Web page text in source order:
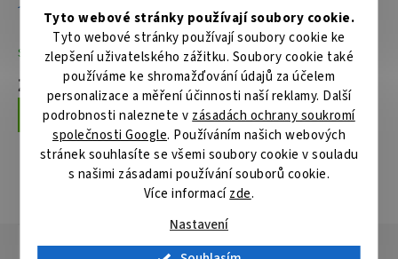
Tyto webové stránky používají soubory cookie.
Tyto webové stránky používají soubory cookie ke
zlepšení uživatelského zážitku. Soubory cookie také
používáme ke shromažďování údajů za účelem
personalizace a měření účinnosti naší reklamy. Další
podrobnosti naleznete v zásadách ochrany soukromí
společnosti Google. Používáním našich webových
stránek souhlasíte se všemi soubory cookie v souladu
s našimi zásadami používání souborů cookie.
Více informacízde.
Nastavení
125mm,840W
Skladem
2 038 Kč
Do košíku
125mm,840W,kufr
Skladem
2 379 Kč
Do košíku
ZOBRAZIT VŠECHNY SOUVISEJÍCÍ PRODUKTY
Popis Hodnocení Diskuze